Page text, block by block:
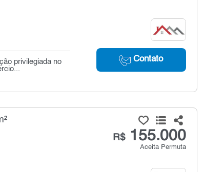
Contato
privilegiada no
R$155.000
Aceita Permuta